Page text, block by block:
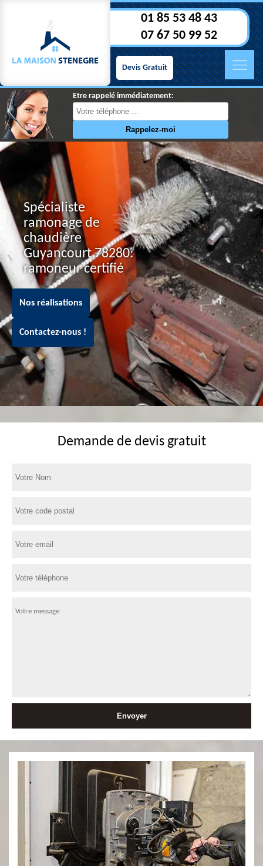
01 85 53 48 43
07 67 50 99 52
Devis Gratuit
Etre rappelé immédiatement:
Spécialiste
ramonage de
chaudière
Guyancourt 78280:
ramoneur certifié
Nos réalisations
Contactez-nous !
Demande de devis gratuit